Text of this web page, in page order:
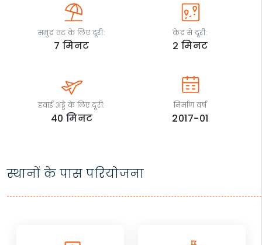
समुद्र तट के लिए दूरी:
7मिनट
केंद्र से दूरी:
2मिनट
हवाई अड्डे के लिए दूरी:
40मिनट
निर्माण वर्ष
2017-01
स्थानों के पास परियोजना